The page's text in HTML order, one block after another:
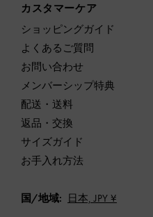
カスタマーケア
ショッピングガイド
よくあるご質問
お問い合わせ
メンバーシップ特典
配送・送料
返品・交換
サイズガイド
お手入れ方法
国/地域: 日本, JPY ¥